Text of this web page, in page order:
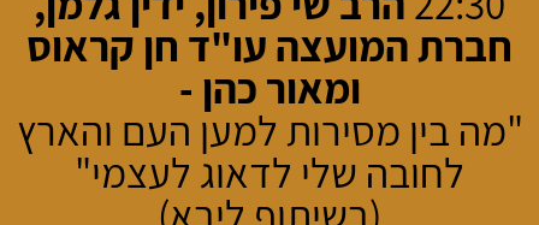
חברת המועצה עו"ד חן קראוס
ומאור כהן -
"מה בין מסירות למען העם והארץ
לחובה שלי לדאוג לעצמי"